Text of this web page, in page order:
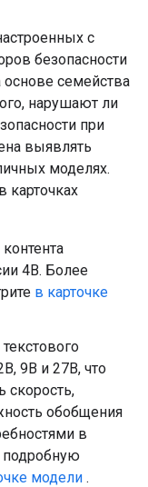
с
безопасности
семейства
нарушают ли
при
выявлять
моделях.
4B. Более
в карточке
9B и 27B, что
скорость,
обобщения
в
модели .